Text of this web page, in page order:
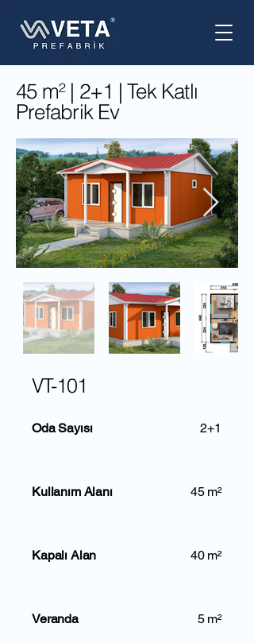
45 m² | 2+1 | Tek Katlı
Prefabrik Ev
VT-101
Oda Sayısı 2+1
Kullanım Alanı 45 m²
Kapalı Alan 40 m²
Veranda 5 m²